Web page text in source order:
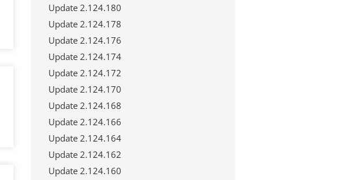
Update 2.124.180
Update 2.124.178
Update 2.124.176
Update 2.124.174
Update 2.124.172
Update 2.124.170
Update 2.124.168
Update 2.124.166
Update 2.124.164
Update 2.124.162
Update 2.124.160